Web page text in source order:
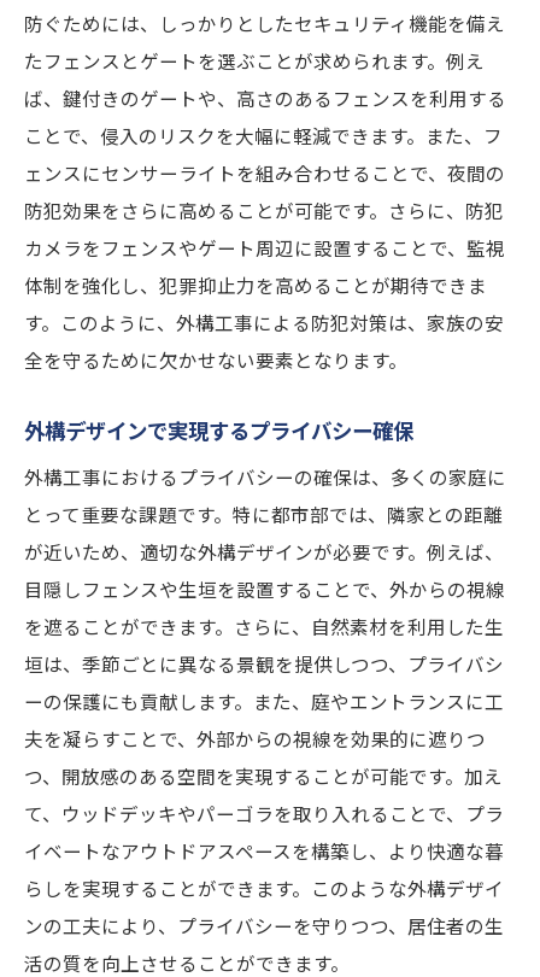
防ぐためには、しっかりとしたセキュリティ機能を備え
たフェンスとゲートを選ぶことが求められます。例え
ば、鍵付きのゲートや、高さのあるフェンスを利用する
ことで、侵入のリスクを大幅に軽減できます。また、フ
ェンスにセンサーライトを組み合わせることで、夜間の
防犯効果をさらに高めることが可能です。さらに、防犯
カメラをフェンスやゲート周辺に設置することで、監視
体制を強化し、犯罪抑止力を高めることが期待できま
す。このように、外構工事による防犯対策は、家族の安
全を守るために欠かせない要素となります。
外構デザインで実現するプライバシー確保
外構工事におけるプライバシーの確保は、多くの家庭に
とって重要な課題です。特に都市部では、隣家との距離
が近いため、適切な外構デザインが必要です。例えば、
目隠しフェンスや生垣を設置することで、外からの視線
を遮ることができます。さらに、自然素材を利用した生
垣は、季節ごとに異なる景観を提供しつつ、プライバシ
ーの保護にも貢献します。また、庭やエントランスに工
夫を凝らすことで、外部からの視線を効果的に遮りつ
つ、開放感のある空間を実現することが可能です。加え
て、ウッドデッキやパーゴラを取り入れることで、プラ
イベートなアウトドアスペースを構築し、より快適な暮
らしを実現することができます。このような外構デザイ
ンの工夫により、プライバシーを守りつつ、居住者の生
活の質を向上させることができます。